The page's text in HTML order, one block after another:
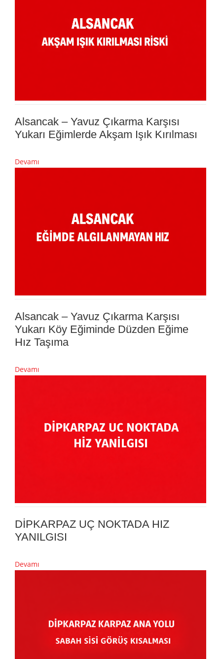
Alsancak – Yavuz Çıkarma Karşısı
Yukarı Eğimlerde Akşam Işık Kırılması
Devamı
Alsancak – Yavuz Çıkarma Karşısı
Yukarı Köy Eğiminde Düzden Eğime
Hız Taşıma
Devamı
DİPKARPAZ UÇ NOKTADA HIZ
YANILGISI
Devamı